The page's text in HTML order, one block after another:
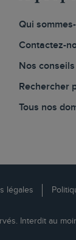
Qui
Contactez-
Nos conseils
Rechercher
Tous nos
légales
Interdit au